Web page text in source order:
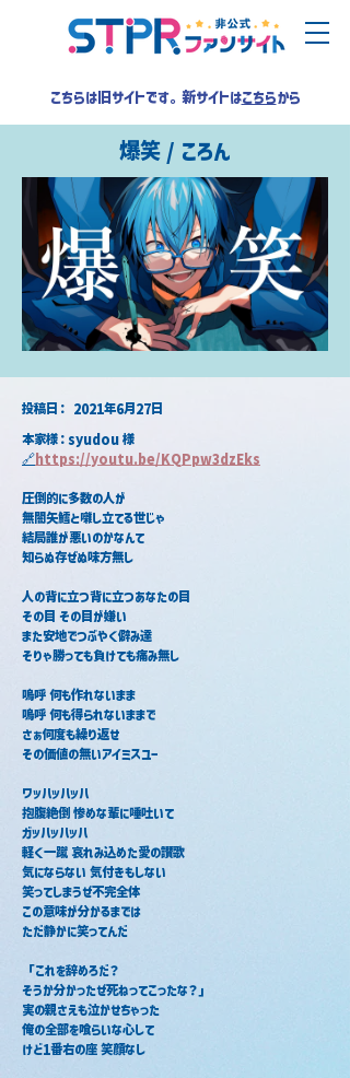
こちらは旧サイトです。新サイトはこちらから
爆笑 / ころん
2021年6月27日
​投稿日：
本家様：syudou 様
🔗https://youtu.be/KQPpw3dzEks
圧倒的に多数の人が
無闇矢鱈と囃し立てる世じゃ
結局誰が悪いのかなんて
知らぬ存ぜぬ味方無し
人の背に立つ背に立つあなたの目
その目 その目が嫌い
また安地でつぶやく僻み達
そりゃ勝っても負けても痛み無し
嗚呼 何も作れないまま
嗚呼 何も得られないままで
さぁ何度も繰り返せ
その価値の無いアイミスユー
ワッハッハッハ
抱腹絶倒 惨めな輩に唾吐いて
ガッハッハッハ
軽く一蹴 哀れみ込めた愛の讃歌
気にならない 気付きもしない
笑ってしまうぜ不完全体
この意味が分かるまでは
ただ静かに笑ってんだ
「これを辞めろだ？
そうか分かったぜ死ねってこったな？」
実の親さえも泣かせちゃった
俺の全部を喰らいな心して
けど1番右の座 笑顔なし